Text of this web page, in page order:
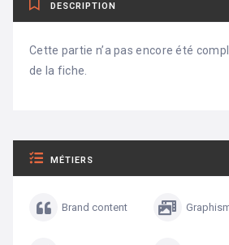
DESCRIPTION
Cette partie n’a pas encore été
de la fiche.
MÉTIERS
Brand content